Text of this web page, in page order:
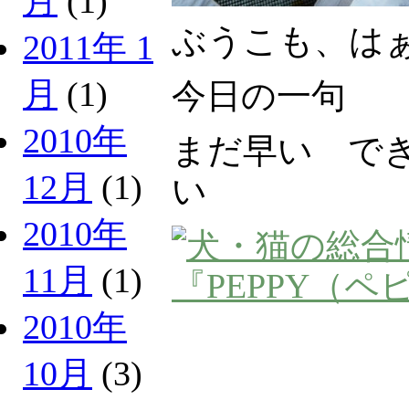
2011年 1
月 (1)
2010年
12月 (1)
2010年
11月 (1)
2010年
10月 (3)
ぶうこも、は
今日の一句
まだ早い で
い